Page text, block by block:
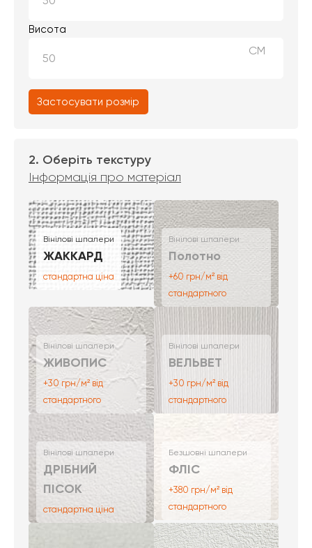
Висота
СМ
Застосувати розмір
2. Оберіть текстуру
Інформація про матеріал
Вінілові шпалери
ЖАККАРД
стандартна ціна
Вінілові шпалери
Полотно
+60 грн/м² від
стандартного
Вінілові шпалери
ЖИВОПИС
+30 грн/м² від
стандартного
Вінілові шпалери
ВЕЛЬВЕТ
+30 грн/м² від
стандартного
Вінілові шпалери
ДРІБНИЙ
ПІСОК
стандартна ціна
Безшовні шпалери
ФЛІС
+380 грн/м² від
стандартного